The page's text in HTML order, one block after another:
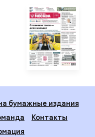
бумажные издания
Контакты